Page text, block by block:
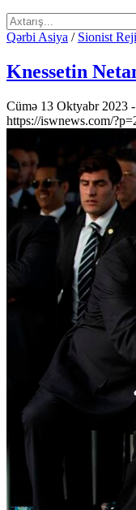
Qərbi Asiya / Sionist
Knessetin
Cümə 13 Oktyabr 2023
https://iswnews.com/